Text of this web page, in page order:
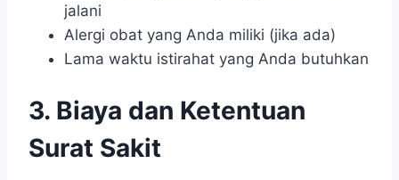
jalani
Alergi obat yang Anda miliki (jika ada)
Lama waktu istirahat yang Anda butuhkan
3. Biaya dan Ketentuan
Surat Sakit